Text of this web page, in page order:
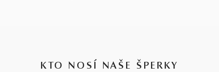
KTO NOSÍ NAŠE ŠPERKY